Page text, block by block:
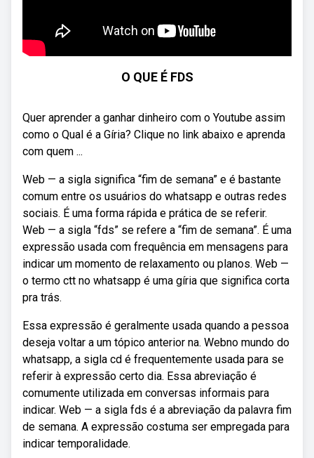
O QUE É FDS
Quer aprender a ganhar dinheiro com o Youtube assim
como o Qual é a Gíria? Clique no link abaixo e aprenda
com quem ...
Web — a sigla significa “fim de semana” e é bastante
comum entre os usuários do whatsapp e outras redes
sociais. É uma forma rápida e prática de se referir.
Web — a sigla “fds” se refere a “fim de semana”. É uma
expressão usada com frequência em mensagens para
indicar um momento de relaxamento ou planos. Web —
o termo ctt no whatsapp é uma gíria que significa corta
pra trás.
Essa expressão é geralmente usada quando a pessoa
deseja voltar a um tópico anterior na. Webno mundo do
whatsapp, a sigla cd é frequentemente usada para se
referir à expressão certo dia. Essa abreviação é
comumente utilizada em conversas informais para
indicar. Web — a sigla fds é a abreviação da palavra fim
de semana. A expressão costuma ser empregada para
indicar temporalidade.